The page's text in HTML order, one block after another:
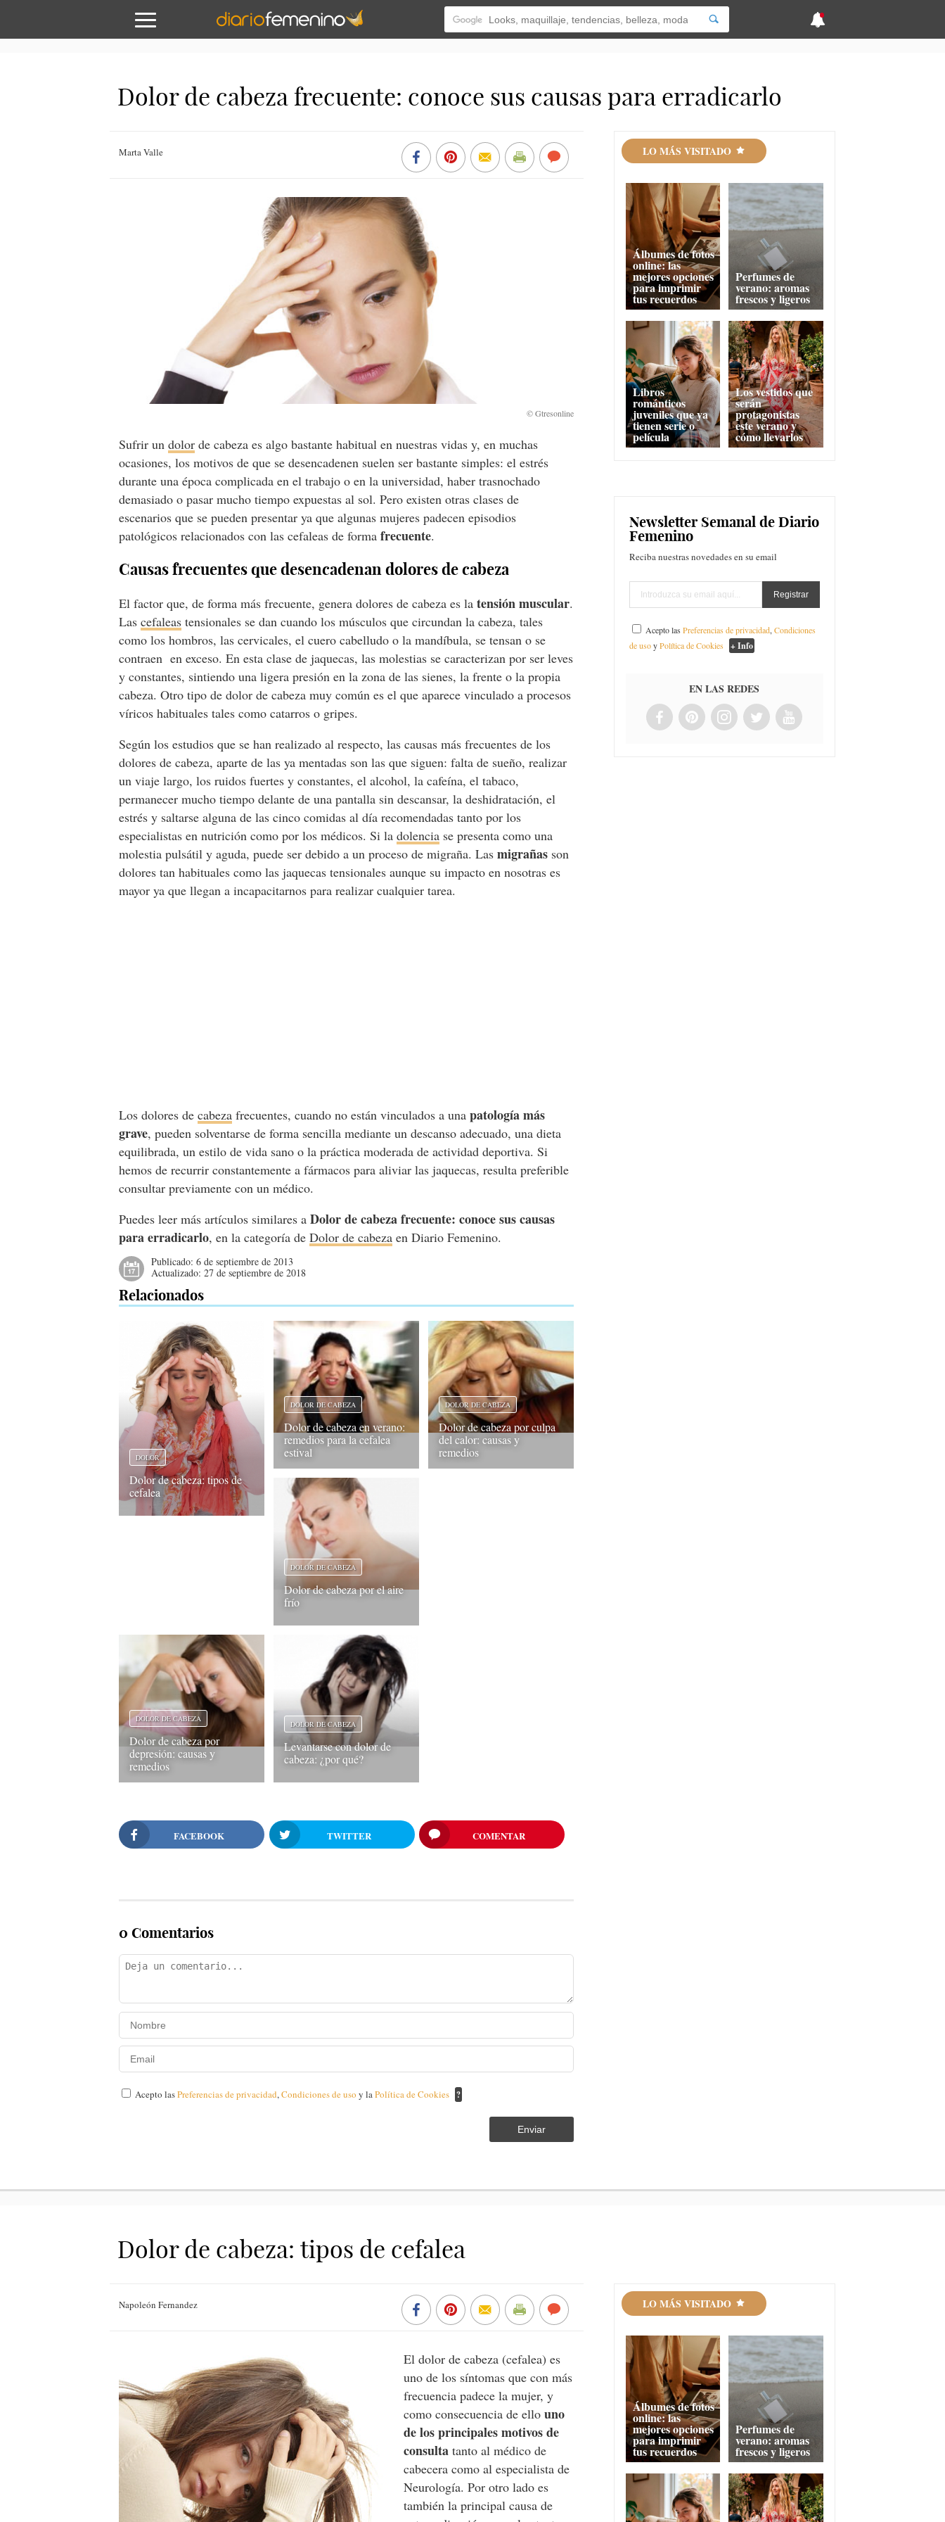
Dolor de cabeza frecuente: conoce sus causas para erradicarlo
Marta Valle
Sufrir undolor de cabeza es algo bastante habitual en nuestras vidas y, en muchas
ocasiones, los motivos de que se desencadenen suelen ser bastante simples: el estrés
durante una época complicada en el trabajo o en la universidad, haber trasnochado
demasiado o pasar mucho tiempo expuestas al sol. Pero existen otras clases de
escenarios que se pueden presentar ya que algunas mujeres padecen episodios
patológicos relacionados con las cefaleas de formafrecuente.
Causas frecuentes que desencadenan dolores de cabeza
El factor que, de forma más frecuente, genera dolores de cabeza es la tensión muscular.
Lascefaleas tensionales se dan cuando los músculos que circundan la cabeza, tales
como los hombros, las cervicales, el cuero cabelludo o la mandíbula, se tensan o se
contraen en exceso. En esta clase de jaquecas, las molestias se caracterizan por ser leves
y constantes, sintiendo una ligera presión en la zona de las sienes, la frente o la propia
cabeza. Otro tipo de dolor de cabeza muy común es el que aparece vinculado a procesos
víricos habituales tales como catarros o gripes.
Según los estudios que se han realizado al respecto, las causas más frecuentes de los
dolores de cabeza, aparte de las ya mentadas son las que siguen: falta de sueño, realizar
un viaje largo, los ruidos fuertes y constantes, el alcohol, la cafeína, el tabaco,
permanecer mucho tiempo delante de una pantalla sin descansar, la deshidratación, el
estrés y saltarse alguna de las cinco comidas al día recomendadas tanto por los
especialistas en nutrición como por los médicos. Si ladolencia se presenta como una
molestia pulsátil y aguda, puede ser debido a un proceso de migraña. Lasmigrañas son
dolores tan habituales como las jaquecas tensionales aunque su impacto en nosotras es
mayor ya que llegan a incapacitarnos para realizar cualquier tarea.
Los dolores decabeza frecuentes, cuando no están vinculados a unapatología más
grave, pueden solventarse de forma sencilla mediante un descanso adecuado, una dieta
equilibrada, un estilo de vida sano o la práctica moderada de actividad deportiva. Si
hemos de recurrir constantemente a fármacos para aliviar las jaquecas, resulta preferible
consultar previamente con un médico.
Puedes leer más artículos similares aDolor de cabeza frecuente: conoce sus causas
para erradicarlo, en la categoría deDolor de cabeza en Diario Femenino.
Publicado:6 de septiembre de 2013
Actualizado:27 de septiembre de 2018
Relacionados
DOLOR
Dolor de cabeza: tipos de
cefalea
DOLOR DE CABEZA
Dolor de cabeza en verano:
remedios para la cefalea
estival
DOLOR DE CABEZA
Dolor de cabeza por culpa
del calor: causas y
remedios
DOLOR DE CABEZA
Dolor de cabeza por el aire
frío
DOLOR DE CABEZA
Dolor de cabeza por
depresión: causas y
remedios
DOLOR DE CABEZA
Levantarse con dolor de
cabeza: ¿por qué?
FACEBOOK TWITTER COMENTAR
0 Comentarios
Acepto lasPreferencias de privacidad,Condiciones de usoy laPolítica de Cookies ?
Enviar
LO MÁS VISITADO
Álbumes de fotos
online: las
mejores opciones
para imprimir
tus recuerdos
Perfumes de
verano: aromas
frescos y ligeros
Libros
románticos
juveniles que ya
tienen serie o
película
Los vestidos que
serán
protagonistas
este verano y
cómo llevarlos
Newsletter Semanal de Diario
Femenino
Reciba nuestras novedades en su email
Acepto lasPreferencias de privacidad,Condiciones
de usoyPolítica de Cookies + Info
EN LAS REDES
Dolor de cabeza: tipos de cefalea
Napoleón Fernandez
El dolor de cabeza (cefalea) es
uno de los síntomas que con más
frecuencia padece la mujer, y
como consecuencia de ellouno
de los principales motivos de
consulta tanto al médico de
cabecera como al especialista de
Neurología. Por otro lado es
también la principal causa de
LO MÁS VISITADO
Álbumes de fotos
online: las
mejores opciones
para imprimir
tus recuerdos
Perfumes de
verano: aromas
frescos y ligeros